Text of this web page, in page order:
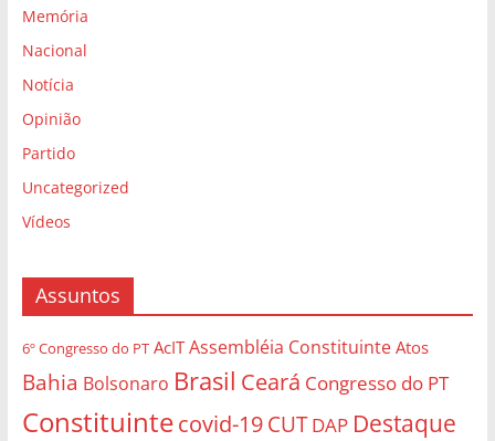
Memória
Nacional
Notícia
Opinião
Partido
Uncategorized
Vídeos
Assuntos
6º Congresso do PT AcIT Assembléia Constituinte Atos
Bahia Bolsonaro Brasil Ceará Congresso do PT
Constituintecovid-19CUT DAP Destaque